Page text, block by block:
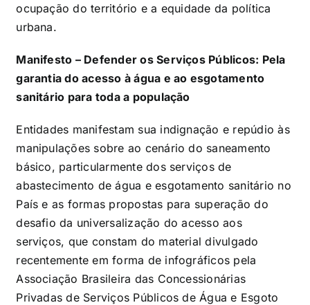
ocupação do território e a equidade da política
urbana.
Manifesto – Defender os Serviços Públicos: Pela
garantia do acesso à água e ao esgotamento
sanitário para toda a população
Entidades manifestam sua indignação e repúdio às
manipulações sobre ao cenário do saneamento
básico, particularmente dos serviços de
abastecimento de água e esgotamento sanitário no
País e as formas propostas para superação do
desafio da universalização do acesso aos
serviços, que constam do material divulgado
recentemente em forma de infográficos pela
Associação Brasileira das Concessionárias
Privadas de Serviços Públicos de Água e Esgoto